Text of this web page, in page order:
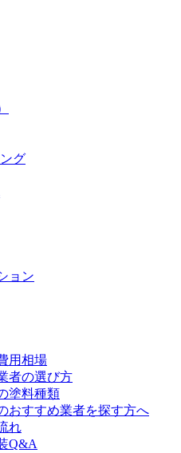
グ
ョン
用相場
者の選び方
塗料種類
おすすめ業者を探す方へ
れ
Q&A